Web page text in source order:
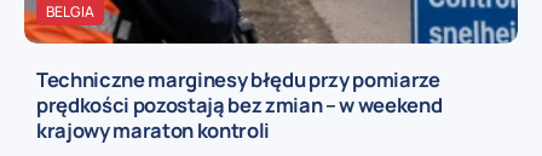
BELGIA
Techniczne marginesy błędu przy pomiarze
prędkości pozostają bez zmian – w weekend
krajowy maraton kontroli